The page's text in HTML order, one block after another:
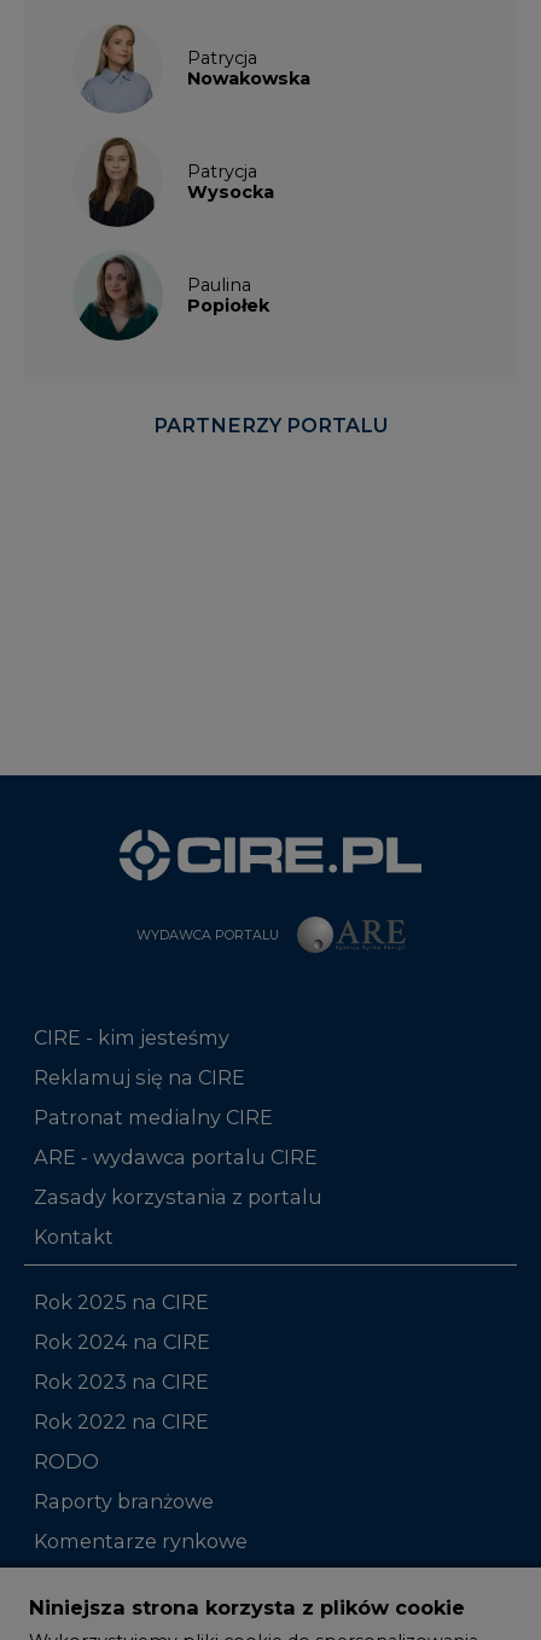
Patrycja
Nowakowska
Patrycja
Wysocka
Paulina
Popiołek
PARTNERZY PORTALU
WYDAWCA PORTALU
CIRE - kim jesteśmy
Reklamuj się na CIRE
Patronat medialny CIRE
ARE - wydawca portalu CIRE
Zasady korzystania z portalu
Kontakt
Rok 2025 na CIRE
Rok 2024 na CIRE
Rok 2023 na CIRE
Rok 2022 na CIRE
RODO
Raporty branżowe
Komentarze rynkowe
Zmiany kadrowe na rynku
Niniejsza strona korzysta z plików cookie